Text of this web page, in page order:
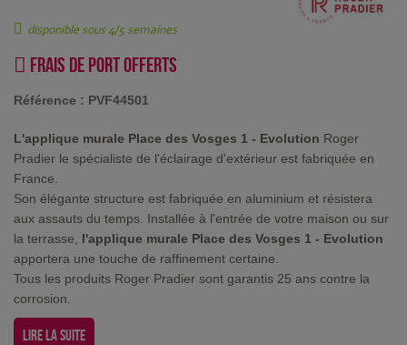
disponible sous 4/5 semaines
Frais de port offerts
Référence : PVF44501
L'applique murale Place des Vosges 1 - Evolution Roger
Pradier le spécialiste de l'éclairage d'extérieur est fabriquée en
France.
Son élégante structure est fabriquée en aluminium et résistera
aux assauts du temps. Installée à l'entrée de votre maison ou sur
la terrasse, l'applique murale Place des Vosges 1 - Evolution
apportera une touche de raffinement certaine.
Tous les produits Roger Pradier sont garantis 25 ans contre la
corrosion.
Lire la suite